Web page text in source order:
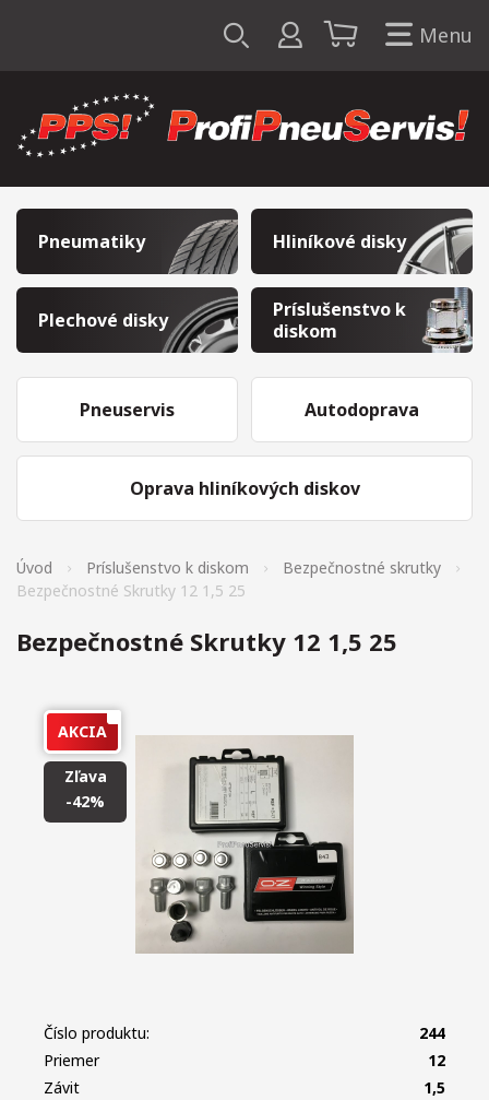
Menu
Pneumatiky Hliníkové disky
Plechové disky
Príslušenstvo k
diskom
Pneuservis
Oprava hliníkových diskov
Autodoprava
Úvod Príslušenstvo k diskom
Bezpečnostné skrutky
Bezpečnostné Skrutky 12 1,5 25
Bezpečnostné Skrutky 12 1,5 25
AKCIA
Zľava
-42%
Číslo produktu:
244
Priemer
12
Závit
1,5